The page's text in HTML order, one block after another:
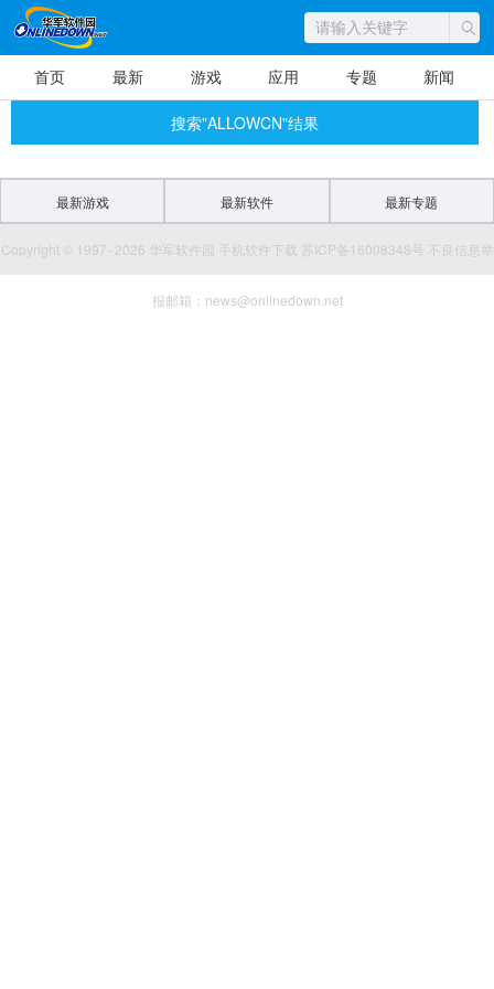
首页 最新 游戏 应用 专题 新闻
搜索"ALLOWCN"结果
最新游戏 最新软件 最新专题
Copyright © 1997- 2026 华军软件园 手机软件下载 苏ICP备16008348号 不良信息举
报邮箱：news@onlinedown.net